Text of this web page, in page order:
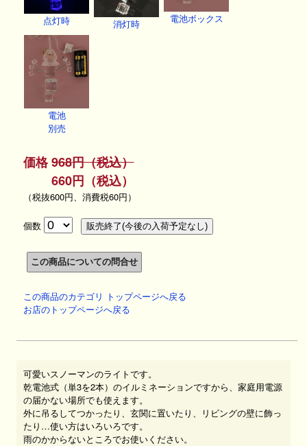
点灯時 消灯時 電池ボックス
電池
別売
価格968円（税込）
660円（税込）
（税抜600円、消費税60円）
個数
この商品のカテゴリ トップページへ戻る
お店のトップページへ戻る
可愛いスノーマンのライトです。
乾電池式（単3を2本）のイルミネーションですから、家庭用電源
の届かない場所でも使えます。
外に吊るしてつかったり、玄関に置いたり、リビングの壁に飾っ
たり…使い方はいろいろです。
雨のかからないところでお使いください。